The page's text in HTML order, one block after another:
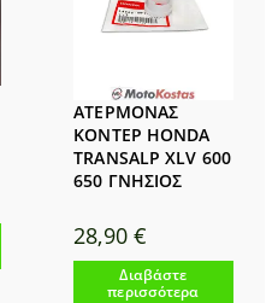
ΑΤΕΡΜΟΝΑΣ
ΚΟΝΤΕΡ HONDA
TRANSALP XLV 600
650 ΓΝΗΣΙΟΣ
28,90 €
Διαβάστε
περισσότερα